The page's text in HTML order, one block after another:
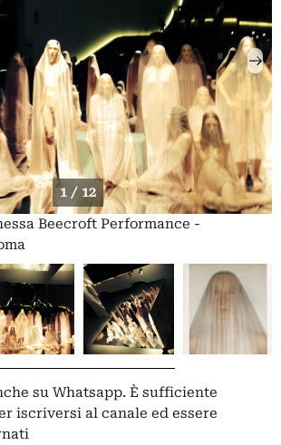
1 / 12
Beecroft Performance -
su Whatsapp. È sufficiente
iscriversi al canale ed essere